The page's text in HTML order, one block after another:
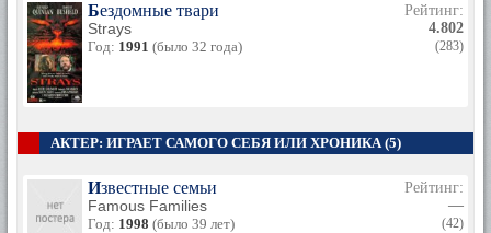
Бездомные твари
Strays
Год: 1991 (было 32 года)
Рейтинг:
4.802
(283)
АКТЕР: ИГРАЕТ САМОГО СЕБЯ ИЛИ ХРОНИКА (5)
Известные семьи
Famous Families
Год: 1998 (было 39 лет)
Рейтинг:
—
(42)